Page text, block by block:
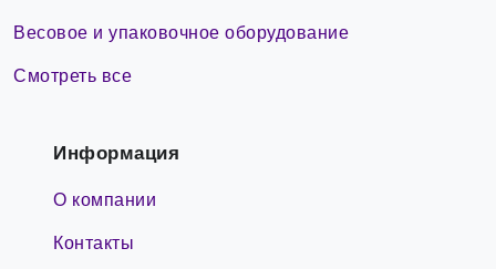
Весовое и упаковочное оборудование
Смотреть все
Информация
О компании
Контакты